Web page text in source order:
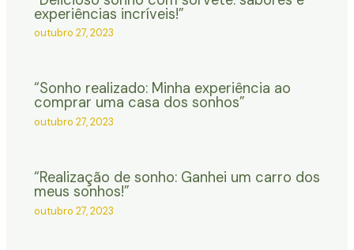
experiências incríveis!”
outubro 27, 2023
“Sonho realizado: Minha experiência ao
comprar uma casa dos sonhos”
outubro 27, 2023
“Realização de sonho: Ganhei um carro dos
meus sonhos!”
outubro 27, 2023